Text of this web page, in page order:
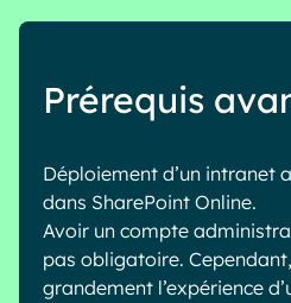
Prérequis
Déploiement d’un intranet
dans SharePoint Online.
Avoir un compte
pas obligatoire.
grandement l’expérience